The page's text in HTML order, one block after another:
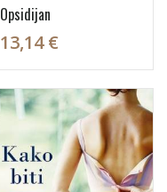
Opsidijan
13,14 €